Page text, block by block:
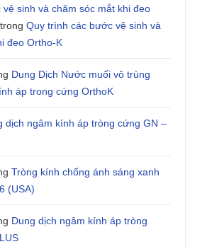
sinh và chăm sóc mắt khi đeo
trong Quy trình các bước vệ sinh và
đeo Ortho-K
Dung Dịch Nước muối vô trùng
áp trong cứng OrthoK
dịch ngâm kính áp tròng cứng GN –
Tròng kính chống ánh sáng xanh
(USA)
Dung dịch ngâm kính áp tròng